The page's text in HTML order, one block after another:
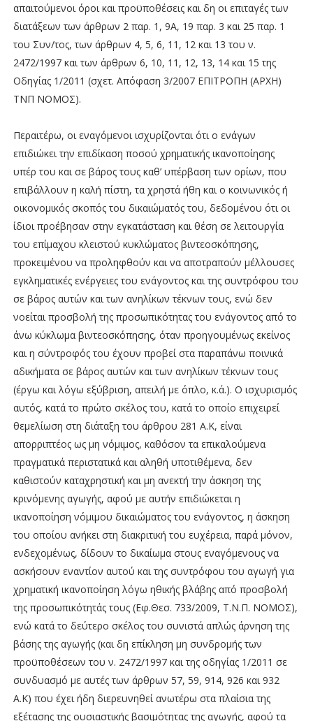
απαιτούμενοι όροι και προϋποθέσεις και δη οι επιταγές των
διατάξεων των άρθρων 2 παρ. 1, 9Α, 19 παρ. 3 και 25 παρ. 1
του Συν/τος, των άρθρων 4, 5, 6, 11, 12 και 13 του ν.
2472/1997 και των άρθρων 6, 10, 11, 12, 13, 14 και 15 της
Οδηγίας 1/2011 (σχετ. Απόφαση 3/2007 ΕΠΙΤΡΟΠΗ (ΑΡΧΗ)
ΤΝΠ ΝΟΜΟΣ).
Περαιτέρω, οι εναγόμενοι ισχυρίζονται ότι ο ενάγων
επιδιώκει την επιδίκαση ποσού χρηματικής ικανοποίησης
υπέρ του και σε βάρος τους καθ’ υπέρβαση των ορίων, που
επιβάλλουν η καλή πίστη, τα χρηστά ήθη και ο κοινωνικός ή
οικονομικός σκοπός του δικαιώματός του, δεδομένου ότι οι
ίδιοι προέβησαν στην εγκατάσταση και θέση σε λειτουργία
του επίμαχου κλειστού κυκλώματος βιντεοσκόπησης,
προκειμένου να προληφθούν και να αποτραπούν μέλλουσες
εγκληματικές ενέργειες του ενάγοντος και της συντρόφου του
σε βάρος αυτών και των ανηλίκων τέκνων τους, ενώ δεν
νοείται προσβολή της προσωπικότητας του ενάγοντος από το
άνω κύκλωμα βιντεοσκόπησης, όταν προηγουμένως εκείνος
και η σύντροφός του έχουν προβεί στα παραπάνω ποινικά
αδικήματα σε βάρος αυτών και των ανηλίκων τέκνων τους
(έργω και λόγω εξύβριση, απειλή με όπλο, κ.ά.). Ο ισχυρισμός
αυτός, κατά το πρώτο σκέλος του, κατά το οποίο επιχειρεί
θεμελίωση στη διάταξη του άρθρου 281 Α.Κ, είναι
απορριπτέος ως μη νόμιμος, καθόσον τα επικαλούμενα
πραγματικά περιστατικά και αληθή υποτιθέμενα, δεν
καθιστούν καταχρηστική και μη ανεκτή την άσκηση της
κρινόμενης αγωγής, αφού με αυτήν επιδιώκεται η
ικανοποίηση νόμιμου δικαιώματος του ενάγοντος, η άσκηση
του οποίου ανήκει στη διακριτική του ευχέρεια, παρά μόνον,
ενδεχομένως, δίδουν το δικαίωμα στους εναγόμενους να
ασκήσουν εναντίον αυτού και της συντρόφου του αγωγή για
χρηματική ικανοποίηση λόγω ηθικής βλάβης από προσβολή
της προσωπικότητάς τους (Εφ.Θεσ. 733/2009, Τ.Ν.Π. ΝΟΜΟΣ),
ενώ κατά το δεύτερο σκέλος του συνιστά απλώς άρνηση της
βάσης της αγωγής (και δη επίκληση μη συνδρομής των
προϋποθέσεων του ν. 2472/1997 και της οδηγίας 1/2011 σε
συνδυασμό με αυτές των άρθρων 57, 59, 914, 926 και 932
Α.Κ) που έχει ήδη διερευνηθεί ανωτέρω στα πλαίσια της
εξέτασης της ουσιαστικής βασιμότητας της αγωγής, αφού τα